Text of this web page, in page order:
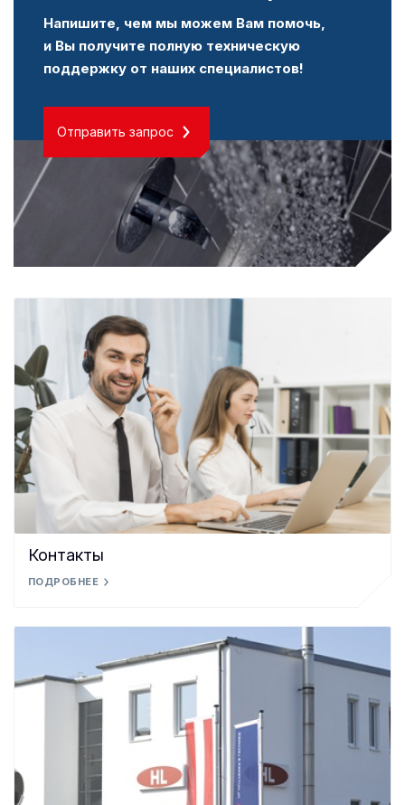
Напишите, чем мы можем Вам помочь,
и Вы получите полную техническую
поддержку от наших специалистов!
Отправить запрос
Контакты
ПОДРОБНЕЕ